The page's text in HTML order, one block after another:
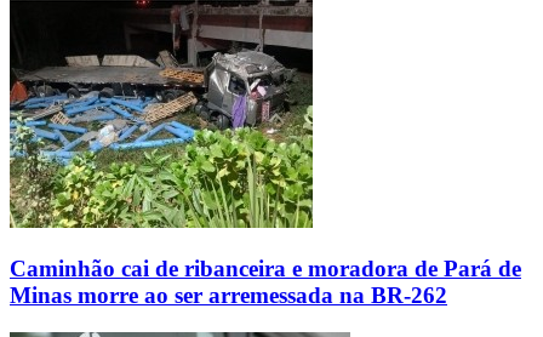
Caminhão cai de ribanceira e moradora de Pará de
Minas morre ao ser arremessada na BR-262